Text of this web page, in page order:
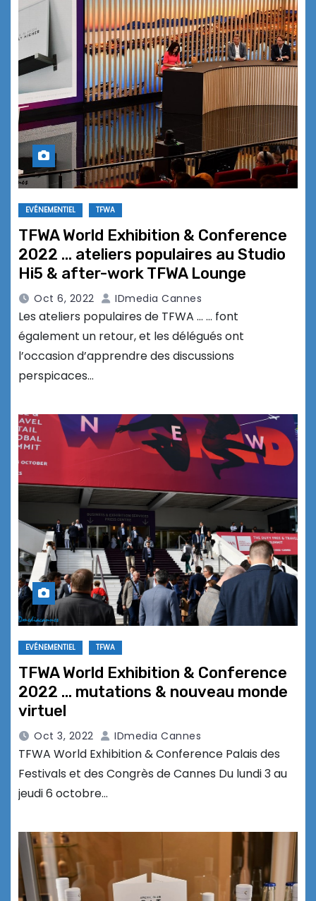
EVÉNEMENTIEL TFWA
TFWA World Exhibition & Conference
2022 … ateliers populaires au Studio
Hi5 & after-work TFWA Lounge
Oct 6, 2022 IDmedia Cannes
Les ateliers populaires de TFWA … … font
également un retour, et les délégués ont
l’occasion d’apprendre des discussions
perspicaces…
EVÉNEMENTIEL TFWA
TFWA World Exhibition & Conference
2022 … mutations & nouveau monde
virtuel
Oct 3, 2022 IDmedia Cannes
TFWA World Exhibition & Conference Palais des
Festivals et des Congrès de Cannes Du lundi 3 au
jeudi 6 octobre…